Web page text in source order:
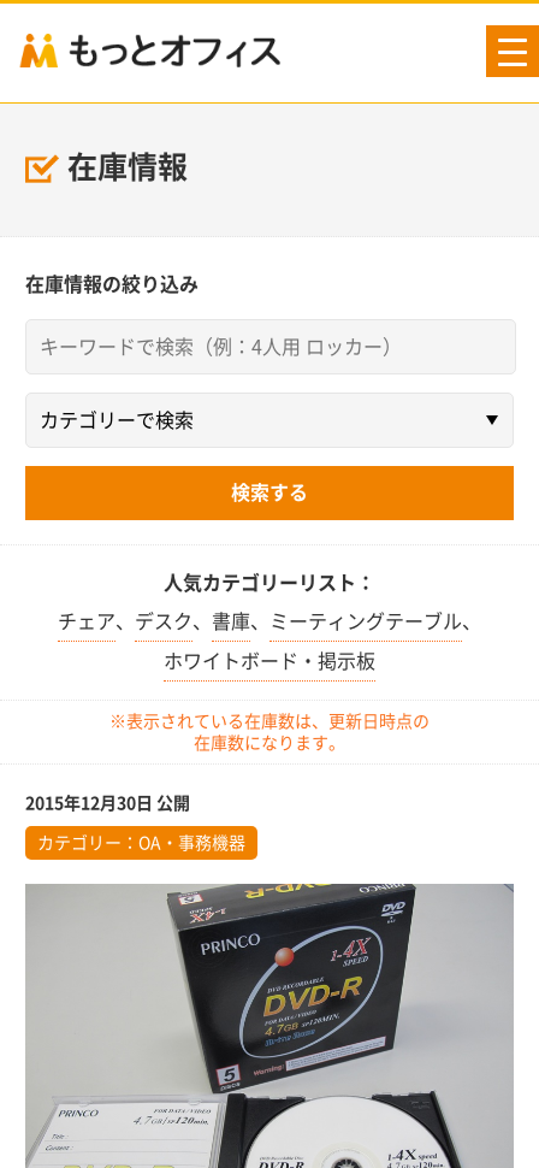
在庫情報
在庫情報の絞り込み
人気カテゴリーリスト：
チェア、 デスク、 書庫、 ミーティングテーブル、
ホワイトボード・掲示板
※表示されている在庫数は、更新日時点の
在庫数になります。
2015年12月30日 公開
カテゴリー： OA・事務機器